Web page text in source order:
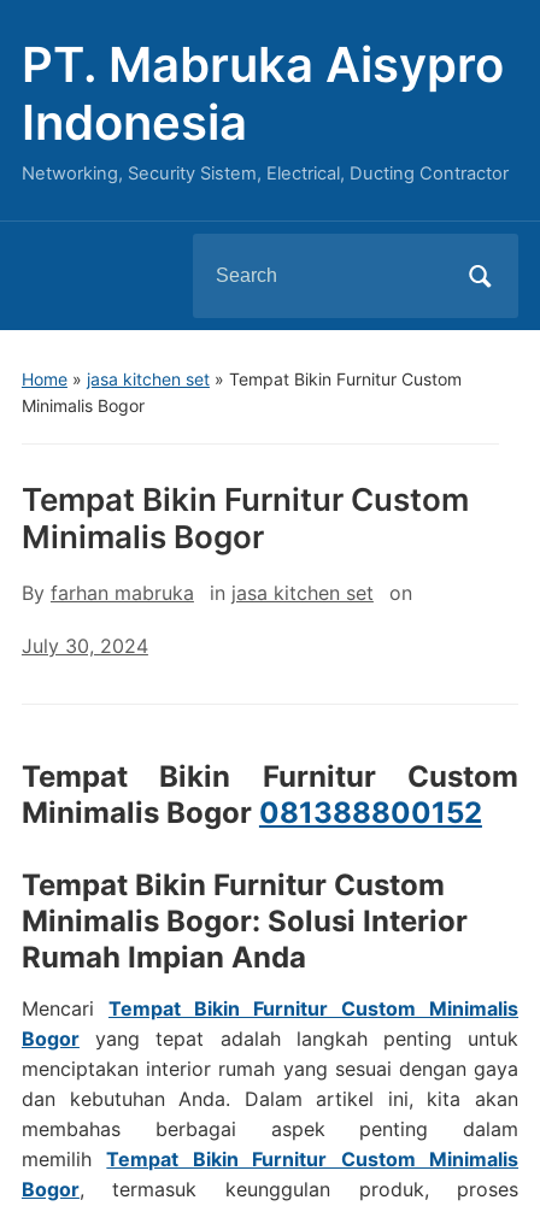
PT. Mabruka Aisypro
Indonesia
Networking, Security Sistem, Electrical, Ducting Contractor
for:
Home» jasa kitchen set» Tempat Bikin Furnitur Custom
Minimalis Bogor
Tempat Bikin Furnitur Custom
Minimalis Bogor
By farhan mabruka in jasa kitchen set on
July 30, 2024
Tempat Bikin Furnitur Custom
Minimalis Bogor 081388800152
Tempat Bikin Furnitur Custom
Minimalis Bogor: Solusi Interior
Rumah Impian Anda
Mencari Tempat Bikin Furnitur Custom Minimalis
Bogoryang tepat adalah langkah penting untuk
menciptakan interior rumah yang sesuai dengan gaya
dan kebutuhan Anda. Dalam artikel ini, kita akan
membahas berbagai aspek penting dalam
memilihTempat Bikin Furnitur Custom Minimalis
Bogor, termasuk keunggulan produk, proses